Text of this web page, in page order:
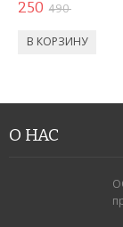
250 490
О НАС